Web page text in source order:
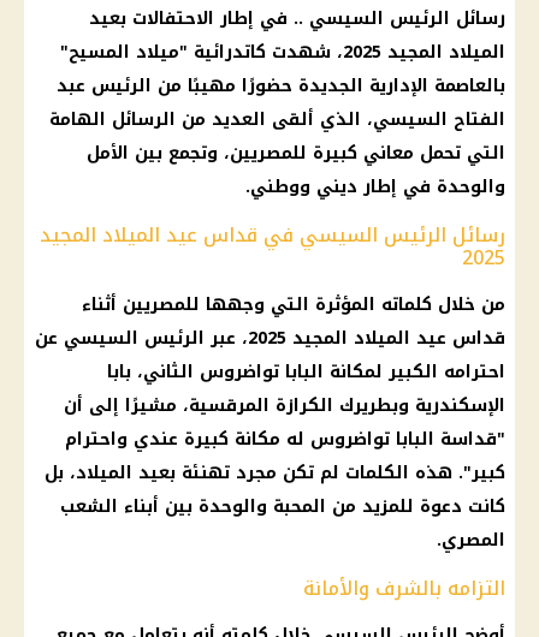
رسائل الرئيس السيسي .. في إطار الاحتفالات بعيد
الميلاد المجيد 2025، شهدت كاتدرائية "ميلاد المسيح"
بالعاصمة الإدارية الجديدة حضورًا مهيبًا من الرئيس عبد
الفتاح السيسي، الذي ألقى العديد من الرسائل الهامة
التي تحمل معاني كبيرة للمصريين، وتجمع بين الأمل
والوحدة في إطار ديني ووطني.
رسائل الرئيس السيسي في قداس عيد الميلاد المجيد
2025
من خلال كلماته المؤثرة التي وجهها للمصريين أثناء
قداس عيد الميلاد المجيد 2025، عبر الرئيس السيسي عن
احترامه الكبير لمكانة البابا تواضروس الثاني، بابا
الإسكندرية وبطريرك الكرازة المرقسية، مشيرًا إلى أن
"قداسة البابا تواضروس له مكانة كبيرة عندي واحترام
كبير". هذه الكلمات لم تكن مجرد تهنئة بعيد الميلاد، بل
كانت دعوة للمزيد من المحبة والوحدة بين أبناء الشعب
المصري.
التزامه بالشرف والأمانة